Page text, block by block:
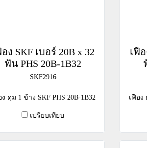
ง SKF เบอร์ 20B x 32
ฟัน PHS 20B-1B32
SKF2916
ง ดุม 1 ข้าง SKF PHS 20B-1B32
เปรียบเทียบ
เฟื
เฟือง